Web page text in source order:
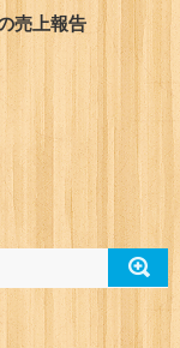
売上報告